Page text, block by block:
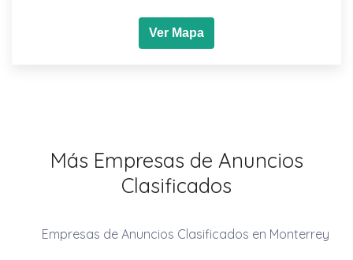
Ver Mapa
Más Empresas de Anuncios
Clasificados
Empresas de Anuncios Clasificados en Monterrey